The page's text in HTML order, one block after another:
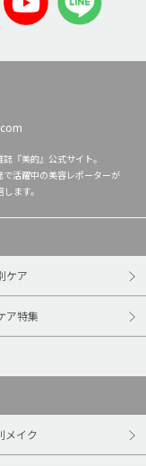
『美的』公式サイト。
で活躍中の美容レポーターが
ます。
ケア
ア特集
メイク